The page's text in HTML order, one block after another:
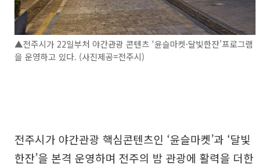
▲전주시가 22일부처 야간관광 콘텐츠 ‘윤슬마켓·달빛한잔’프로그램
을 운영하고 있다. (사진제공=전주시)
전주시가 야간관광 핵심콘텐츠인 ‘윤슬마켓’과 ‘달빛
한잔’을 본격 운영하며 전주의 밤 관광에 활력을 더한